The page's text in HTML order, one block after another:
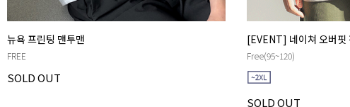
뉴욕 프린팅 맨투맨
FREE
SOLD OUT
[EVENT] 네이쳐 오버핏
Free(95~120)
SOLD OUT